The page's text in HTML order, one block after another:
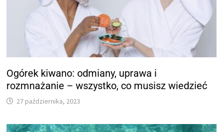
Ogórek kiwano: odmiany, uprawa i
rozmnażanie – wszystko, co musisz wiedzieć
27 października, 2023